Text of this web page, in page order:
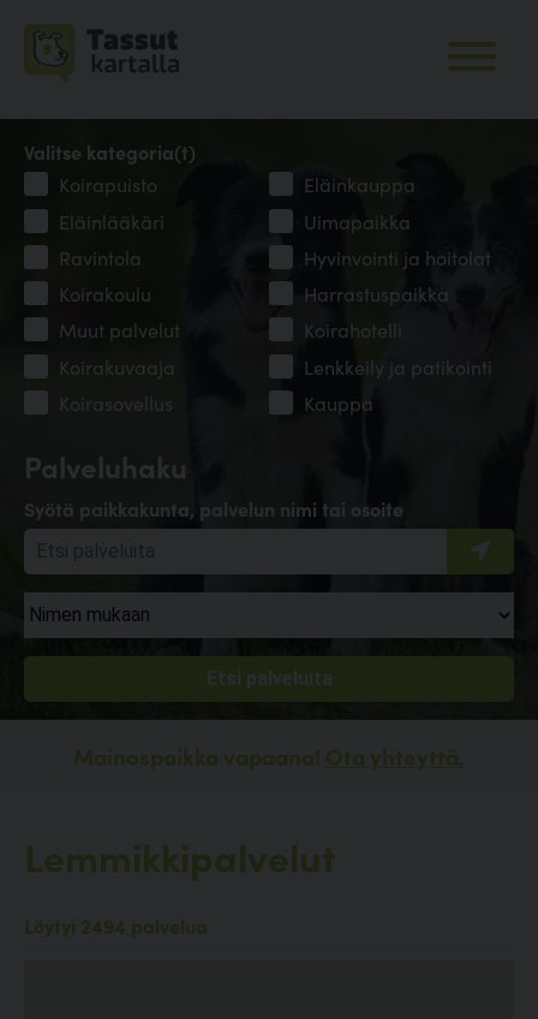
Palveluhaku
Syötä paikkakunta, palvelun nimi tai osoite
Valitse kategoria(t)
Koirapuisto
Eläinkauppa
Eläinlääkäri
Uimapaikka
Ravintola
Hyvinvointi ja hoitolat
Koirakoulu
Harrastuspaikka
Muut palvelut
Koirahotelli
Koirakuvaaja
Lenkkeily ja patikointi
Koirasovellus
Kauppa
Mainospaikka vapaana! Ota yhteyttä.
Lemmikkipalvelut
Löytyi 2494 palvelua